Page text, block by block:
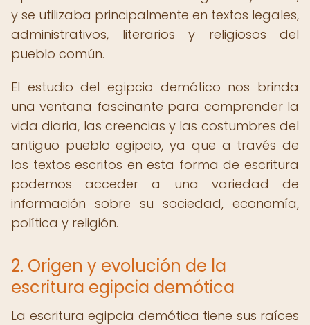
y se utilizaba principalmente en textos legales,
administrativos, literarios y religiosos del
pueblo común.
El estudio del egipcio demótico nos brinda
una ventana fascinante para comprender la
vida diaria, las creencias y las costumbres del
antiguo pueblo egipcio, ya que a través de
los textos escritos en esta forma de escritura
podemos acceder a una variedad de
información sobre su sociedad, economía,
política y religión.
2. Origen y evolución de la
escritura egipcia demótica
La escritura egipcia demótica tiene sus raíces